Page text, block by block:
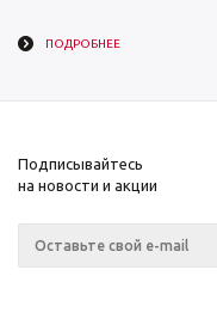
ПОДРОБНЕЕ
Подписывайтесь
на новости и акции